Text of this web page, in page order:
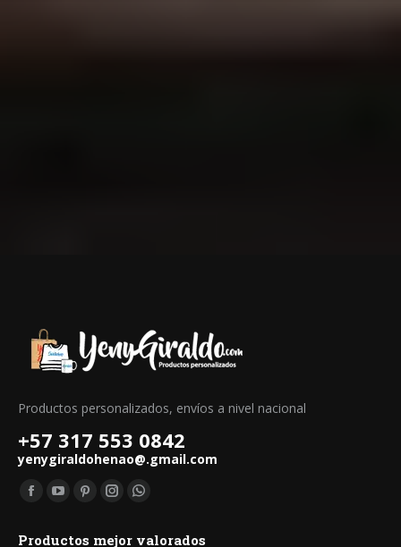
Productos personalizados, envíos a nivel nacional
+57 317 553 0842
yenygiraldohenao@.gmail.com
Find us on:
Facebook
YouTubePinterestInstagramWhatsapp
Productos mejor valorados